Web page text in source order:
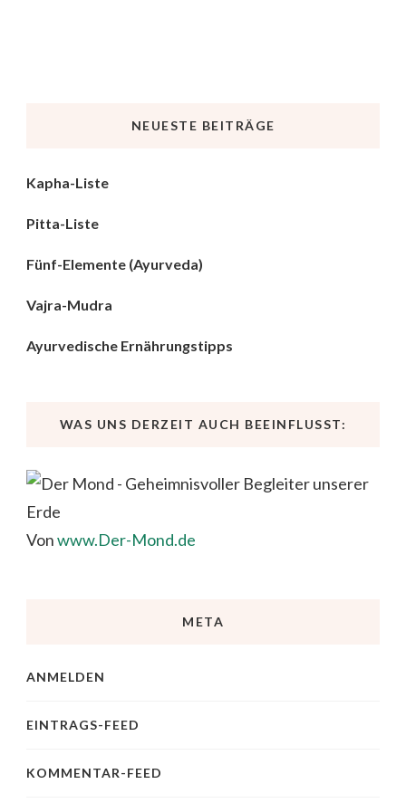
NEUESTE BEITRÄGE
Kapha-Liste
Pitta-Liste
Fünf-Elemente (Ayurveda)
Vajra-Mudra
Ayurvedische Ernährungstipps
WAS UNS DERZEIT AUCH BEEINFLUSST:
Vonwww.Der-Mond.de
META
ANMELDEN
EINTRAGS-FEED
KOMMENTAR-FEED